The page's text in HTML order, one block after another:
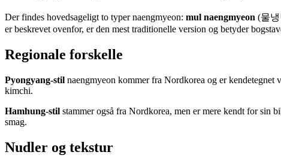
Der findes hovedsageligt to typer naengmyeon: mul naengmyeon (물냉
er beskrevet ovenfor, er den mest traditionelle version og betyder
Regionale forskelle
Pyongyang-stil naengmyeon kommer fra Nordkorea og er kendetegnet
kimchi.
Hamhung-stil stammer også fra Nordkorea, men er mere kendt for sin
smag.
Nudler og tekstur